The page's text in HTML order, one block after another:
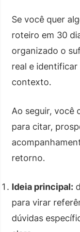
Se você quer
roteiro em 30
organizado o
real e
contexto.
Ao seguir, você
para citar,
retorno.
Ideia principal:
para virar
dúvidas